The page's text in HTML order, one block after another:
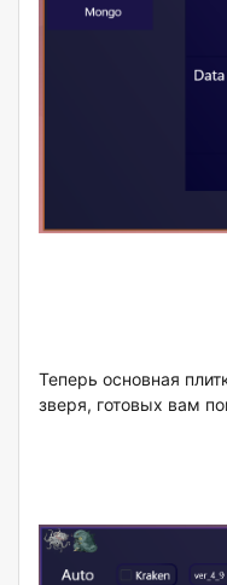
Теперь основная
зверя, готовых вам